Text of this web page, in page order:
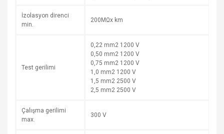
İzolasyon direnci
min.
200MΩx km
Test gerilimi
0,22 mm2 1200 V
0,50 mm2 1200 V
0,75 mm2 1200 V
1,0 mm2 1200 V
1,5 mm2 2500 V
2,5 mm2 2500 V
Çalışma gerilimi
max.
300 V